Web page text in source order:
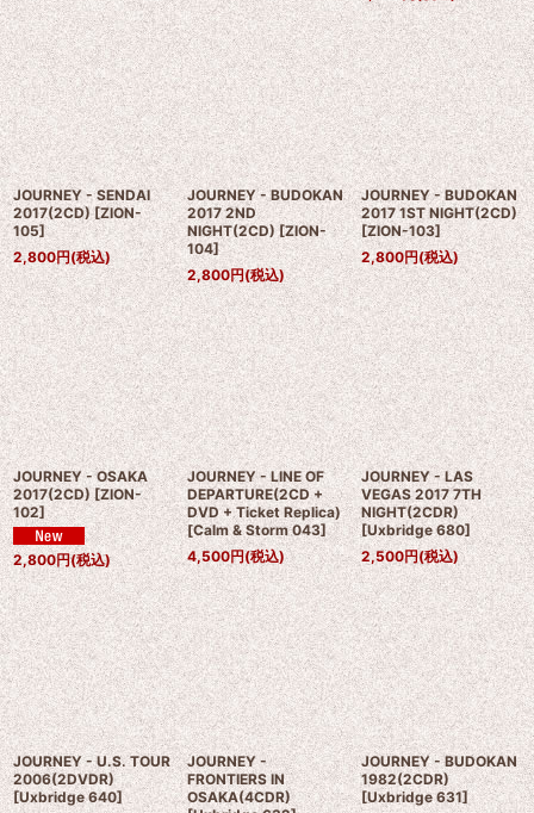
JOURNEY - SENDAI
2017(2CD) [ZION-
105]
2,800円(税込)
JOURNEY - BUDOKAN
2017 2ND
NIGHT(2CD) [ZION-
104]
2,800円(税込)
JOURNEY - BUDOKAN
2017 1ST NIGHT(2CD)
[ZION-103]
2,800円(税込)
JOURNEY - OSAKA
2017(2CD) [ZION-
102]
2,800円(税込)
JOURNEY - LINE OF
DEPARTURE(2CD +
DVD + Ticket Replica)
[Calm & Storm 043]
4,500円(税込)
JOURNEY - LAS
VEGAS 2017 7TH
NIGHT(2CDR)
[Uxbridge 680]
2,500円(税込)
JOURNEY - U.S. TOUR
2006(2DVDR)
[Uxbridge 640]
JOURNEY -
FRONTIERS IN
OSAKA(4CDR)
JOURNEY - BUDOKAN
1982(2CDR)
[Uxbridge 631]